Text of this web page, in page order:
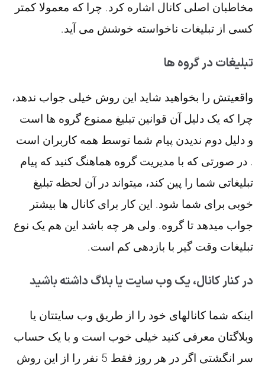
مخاطبان اصلی کانال اشاره کرد. چرا که معمولا کمتر
کسی از تبلیغات ناخواسته خوشش می آید.
تبلیغات در گروه ها
واقعیتش را بخواهید شاید این روش خیلی جواب ندهد،
چرا که یک دلیل آن قوانین تبلیغ ممنوع گروه ها است
و دلیل دوم ندیدن پیام شما توسط همه کاربران است
. در صورتی که با مدیریت گروه هماهنگ کنید که پیام
تبلیغاتی شما را پین کند، میتواند در آن لحظه تبلیغ
خوبی برای شما شود. این کار برای کانال ها بیشتر
جواب میدهد تا گروه. ولی هر چه باشد این هم یک نوع
تبلیغات وقت گیر با بازدهی کم است.
در کنار کانال، یک وب سایت یا بلاگ داشته باشید
اینکه شما کانالهای خود را از طریق وب سایتتان یا
وبلاگتان معرفی کنید خیلی خوب است و با یک حساب
سر انگشتی اگر در هر روز فقط 5 نفر را از این روش